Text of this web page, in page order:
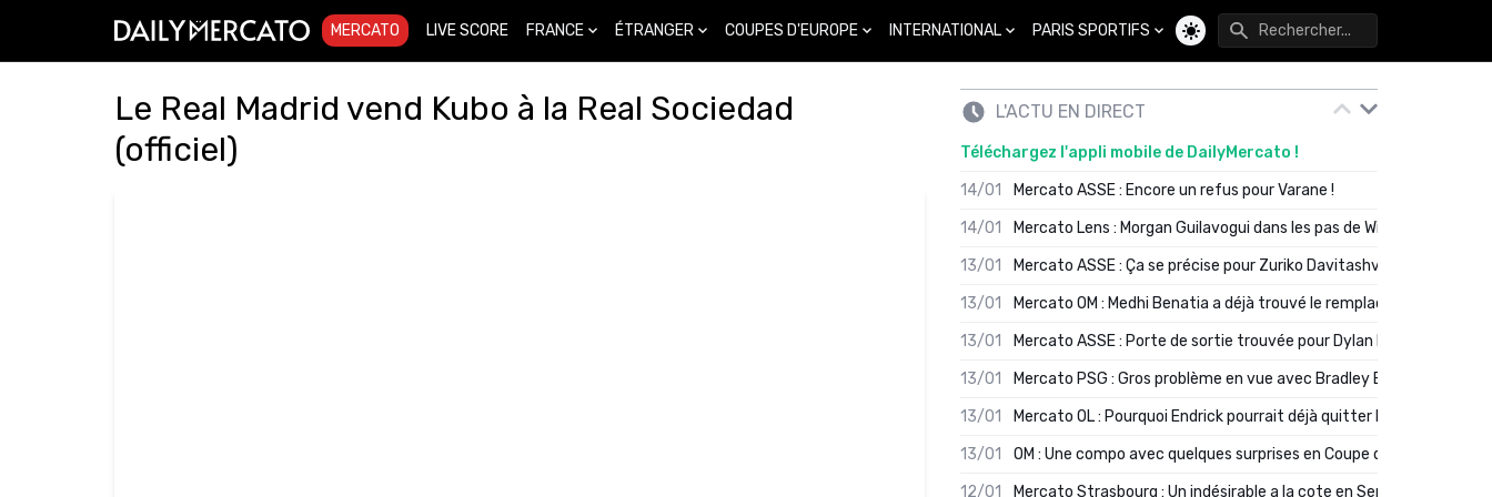
MERCATO LIVE SCORE FRANCE ÉTRANGER COUPES D'EUROPE INTERNATIONAL PARIS SPORTIFS
Changer de thème
Le Real Madrid vend Kubo à la Real Sociedad
(officiel)
L'ACTU EN DIRECT
Téléchargez l'appli mobile de DailyMercato !
14/01
Mercato ASSE : Encore un refus pour Varane !
14/01
Mercato Lens : Morgan Guilavogui dans les pas de Will Still ?
13/01
Mercato ASSE : Ça se précise pour Zuriko Davitashvili
13/01
Mercato OM : Medhi Benatia a déjà trouvé le remplaçant de Robinio
13/01
Mercato ASSE : Porte de sortie trouvée pour Dylan Batubinsika
13/01
Mercato PSG : Gros problème en vue avec Bradley Barcola ?
13/01
Mercato OL : Pourquoi Endrick pourrait déjà quitter Lyon en janvier
13/01
OM : Une compo avec quelques surprises en Coupe de France
12/01
Mercato Strasbourg : Un indésirable a la cote en Serie A